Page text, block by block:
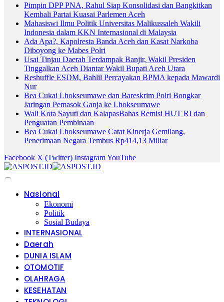
Pimpin DPP PNA, Rahul Siap Konsolidasi dan Bangkitkan
Kembali Partai Kuasai Parlemen Aceh
Mahasiswi Ilmu Politik Universitas Malikussaleh Wakili
Indonesia dalam KKN Internasional di Malaysia
Ada Apa?, Kapolresta Banda Aceh dan Kasat Narkoba
Diboyong ke Mabes Polri
Usai Tinjau Daerah Terdampak Banjir, Wakil Presiden
Tinggalkan Aceh Diantar Wakil Bupati Aceh Utara
Reshuffle ESDM, Bahlil Percayakan BPMA kepada Mawardi
Nur
Bea Cukai Lhokseumawe dan Bareskrim Polri Bongkar
Jaringan Pemasok Ganja ke Lhokseumawe
Wali Kota Sayuti dan KalapasBahas Remisi HUT RI dan
Penguatan Pembinaan
Bea Cukai Lhokseumawe Catat Kinerja Gemilang,
Penerimaan Negara Tembus Rp414,13 Miliar
Facebook X (Twitter) InstagramYouTube
Nasional
Ekonomi
Politik
Sosial Budaya
INTERNASIONAL
Daerah
DUNIA ISLAM
OTOMOTIF
OLAHRAGA
KESEHATAN